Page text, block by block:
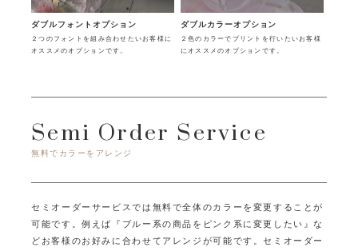
ダブルフォントオプション
２つのフォントを組み合わせたいお客様に
オススメのオプションです。
ダブルカラーオプション
２色のカラーでプリントを行いたいお客様
にオススメのオプションです。
Semi Order Service
無料でカラーをアレンジ
セミオーダーサービスでは無料で全体のカラーを変更することが
可能です。例えば『ブルー系の商品をピンク系に変更したい』な
どお客様のお好みに合わせてアレンジが可能です。セミオーダー